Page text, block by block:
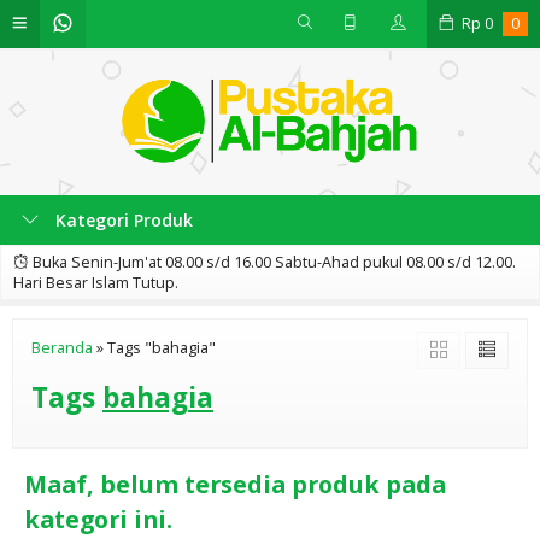
Rp 0 0
Kategori Produk
Buka Senin-Jum'at 08.00 s/d 16.00 Sabtu-Ahad pukul 08.00 s/d 12.00.
Hari Besar Islam Tutup.
Beranda »Tags "bahagia"
Tags bahagia
Maaf, belum tersedia produk pada
kategori ini.